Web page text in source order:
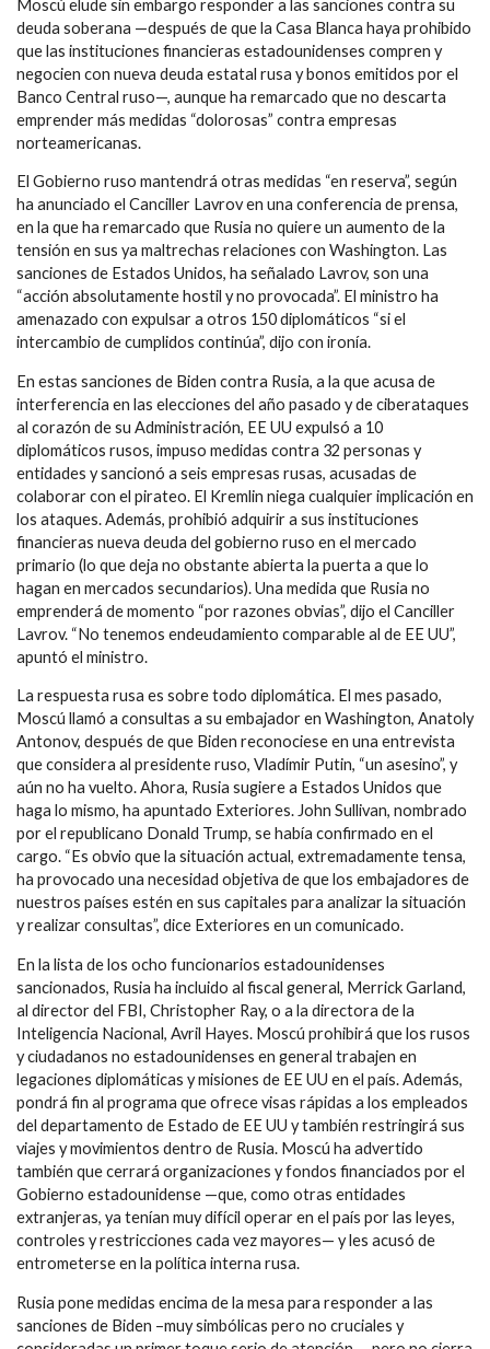
Moscú elude sin embargo responder a las sanciones contra su
deuda soberana —después de que la Casa Blanca haya prohibido
que las instituciones financieras estadounidenses compren y
negocien con nueva deuda estatal rusa y bonos emitidos por el
Banco Central ruso—, aunque ha remarcado que no descarta
emprender más medidas “dolorosas” contra empresas
norteamericanas.
El Gobierno ruso mantendrá otras medidas “en reserva”, según
ha anunciado el Canciller Lavrov en una conferencia de prensa,
en la que ha remarcado que Rusia no quiere un aumento de la
tensión en sus ya maltrechas relaciones con Washington. Las
sanciones de Estados Unidos, ha señalado Lavrov, son una
“acción absolutamente hostil y no provocada”. El ministro ha
amenazado con expulsar a otros 150 diplomáticos “si el
intercambio de cumplidos continúa”, dijo con ironía.
En estas sanciones de Biden contra Rusia, a la que acusa de
interferencia en las elecciones del año pasado y de ciberataques
al corazón de su Administración, EE UU expulsó a 10
diplomáticos rusos, impuso medidas contra 32 personas y
entidades y sancionó a seis empresas rusas, acusadas de
colaborar con el pirateo. El Kremlin niega cualquier implicación en
los ataques. Además, prohibió adquirir a sus instituciones
financieras nueva deuda del gobierno ruso en el mercado
primario (lo que deja no obstante abierta la puerta a que lo
hagan en mercados secundarios). Una medida que Rusia no
emprenderá de momento “por razones obvias”, dijo el Canciller
Lavrov. “No tenemos endeudamiento comparable al de EE UU”,
apuntó el ministro.
La respuesta rusa es sobre todo diplomática. El mes pasado,
Moscú llamó a consultas a su embajador en Washington, Anatoly
Antonov, después de que Biden reconociese en una entrevista
que considera al presidente ruso, Vladímir Putin, “un asesino”, y
aún no ha vuelto. Ahora, Rusia sugiere a Estados Unidos que
haga lo mismo, ha apuntado Exteriores. John Sullivan, nombrado
por el republicano Donald Trump, se había confirmado en el
cargo. “Es obvio que la situación actual, extremadamente tensa,
ha provocado una necesidad objetiva de que los embajadores de
nuestros países estén en sus capitales para analizar la situación
y realizar consultas”, dice Exteriores en un comunicado.
En la lista de los ocho funcionarios estadounidenses
sancionados, Rusia ha incluido al fiscal general, Merrick Garland,
al director del FBI, Christopher Ray, o a la directora de la
Inteligencia Nacional, Avril Hayes. Moscú prohibirá que los rusos
y ciudadanos no estadounidenses en general trabajen en
legaciones diplomáticas y misiones de EE UU en el país. Además,
pondrá fin al programa que ofrece visas rápidas a los empleados
del departamento de Estado de EE UU y también restringirá sus
viajes y movimientos dentro de Rusia. Moscú ha advertido
también que cerrará organizaciones y fondos financiados por el
Gobierno estadounidense —que, como otras entidades
extranjeras, ya tenían muy difícil operar en el país por las leyes,
controles y restricciones cada vez mayores— y les acusó de
entrometerse en la política interna rusa.
Rusia pone medidas encima de la mesa para responder a las
sanciones de Biden –muy simbólicas pero no cruciales y